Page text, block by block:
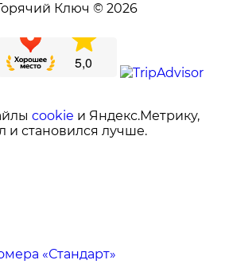
Ключ © 2026
cookie и Яндекс.Метрику,
и становился лучше.
«Стандарт»